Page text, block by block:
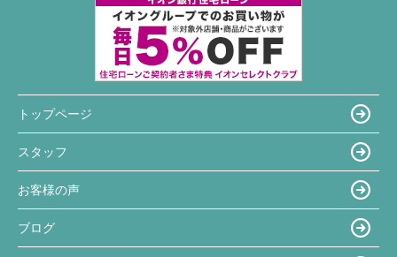
トップページ
スタッフ
お客様の声
ブログ